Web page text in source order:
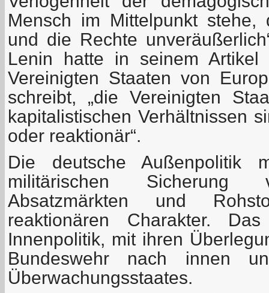
Mensch im Mittelpunkt stehe,
und die Rechte
Lenin hatte in seinem
Vereinigten Staaten von
schreibt, „die Vereinigten
kapitalistischen Verhältnissen
oder reaktionär“.
Die deutsche Außenpolitik
militärischen Sicherung
Absatzmärkten und
reaktionären Charakter.
Innenpolitik, mit ihren
Bundeswehr nach innen
Überwachungsstaates.